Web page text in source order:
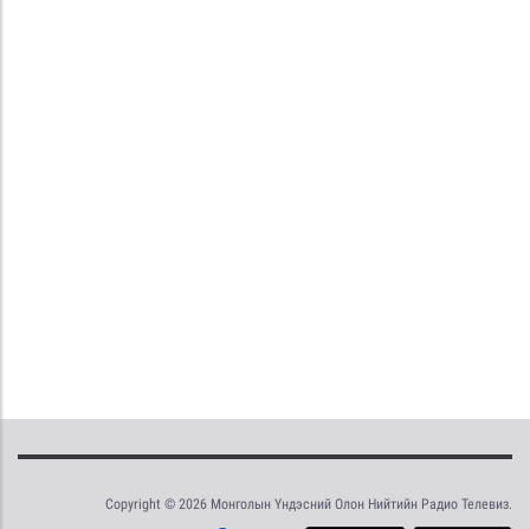
Copyright © 2026 Монголын Үндэсний Олон Нийтийн Радио Телевиз.